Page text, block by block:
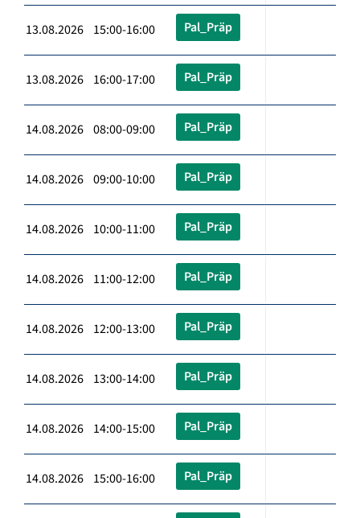
13.08.2026 15:00-16:00 Pal_Präp
13.08.2026 16:00-17:00 Pal_Präp
14.08.2026 08:00-09:00 Pal_Präp
14.08.2026 09:00-10:00 Pal_Präp
14.08.2026 10:00-11:00 Pal_Präp
14.08.2026 11:00-12:00 Pal_Präp
14.08.2026 12:00-13:00 Pal_Präp
14.08.2026 13:00-14:00 Pal_Präp
14.08.2026 14:00-15:00 Pal_Präp
14.08.2026 15:00-16:00 Pal_Präp